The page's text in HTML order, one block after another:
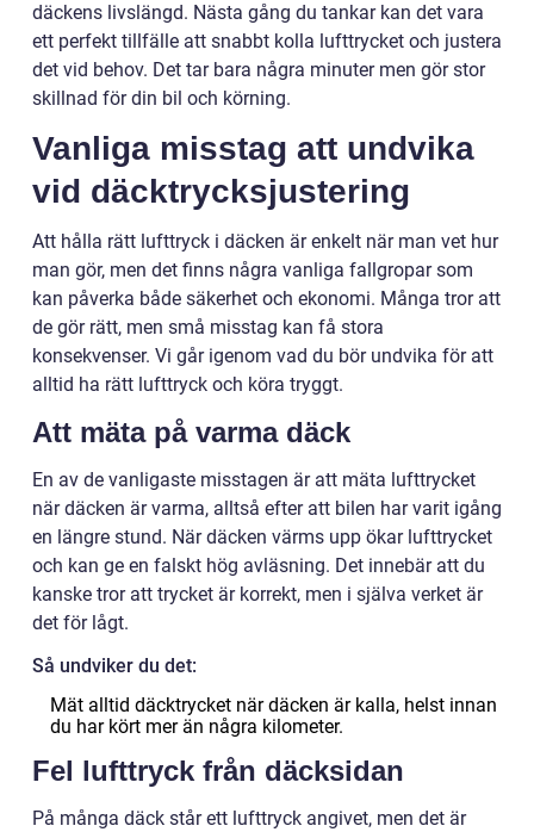
däckens livslängd. Nästa gång du tankar kan det vara
ett perfekt tillfälle att snabbt kolla lufttrycket och justera
det vid behov. Det tar bara några minuter men gör stor
skillnad för din bil och körning.
Vanliga misstag att undvika
vid däcktrycksjustering
Att hålla rätt lufttryck i däcken är enkelt när man vet hur
man gör, men det finns några vanliga fallgropar som
kan påverka både säkerhet och ekonomi. Många tror att
de gör rätt, men små misstag kan få stora
konsekvenser. Vi går igenom vad du bör undvika för att
alltid ha rätt lufttryck och köra tryggt.
Att mäta på varma däck
En av de vanligaste misstagen är att mäta lufttrycket
när däcken är varma, alltså efter att bilen har varit igång
en längre stund. När däcken värms upp ökar lufttrycket
och kan ge en falskt hög avläsning. Det innebär att du
kanske tror att trycket är korrekt, men i själva verket är
det för lågt.
Så undviker du det:
Mät alltid däcktrycket när däcken är kalla, helst innan
du har kört mer än några kilometer.
Fel lufttryck från däcksidan
På många däck står ett lufttryck angivet, men det är